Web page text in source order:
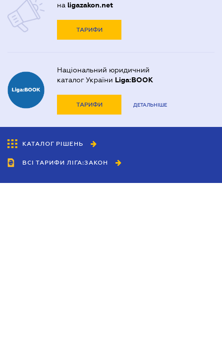
на ligazakon.net
ТАРИФИ
Національний юридичний
каталог України Liga:BOOK
ТАРИФИ ДЕТАЛЬНІШЕ
КАТАЛОГ РІШЕНЬ
ВСІ ТАРИФИ ЛІГА:ЗАКОН